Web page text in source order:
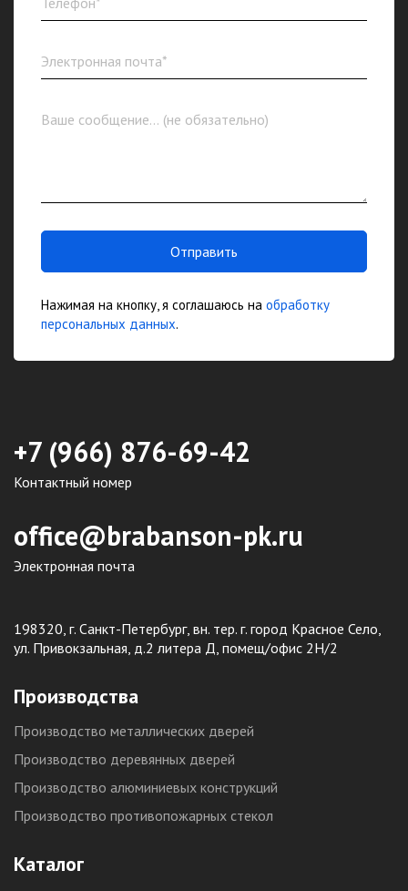
Отправить
Нажимая на кнопку, я соглашаюсь на обработку
персональных данных.
+7 (966) 876-69-42
Контактный номер
office@brabanson-pk.ru
Электронная почта
198320, г. Санкт-Петербург, вн. тер. г. город Красное Село,
ул. Привокзальная, д.2 литера Д, помещ/офис 2Н/2
Производства
Производство металлических дверей
Производство деревянных дверей
Производство алюминиевых конструкций
Производство противопожарных стекол
Каталог